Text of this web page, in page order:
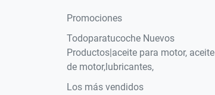
Promociones
Todoparatucoche Nuevos
Productos|aceite para motor, aceite
de motor,lubricantes,
Los más vendidos